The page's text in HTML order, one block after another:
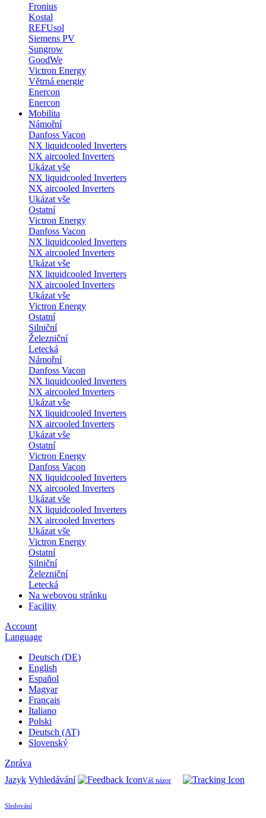
Fronius
Kostal
REFUsol
Siemens PV
Sungrow
GoodWe
Victron Energy
Větrná energie
Enercon
Enercon
Mobilita
Námořní
Danfoss Vacon
NX liquidcooled Inverters
NX aircooled Inverters
Ukázat vše
NX liquidcooled Inverters
NX aircooled Inverters
Ukázat vše
Ostatní
Victron Energy
Danfoss Vacon
NX liquidcooled Inverters
NX aircooled Inverters
Ukázat vše
NX liquidcooled Inverters
NX aircooled Inverters
Ukázat vše
Victron Energy
Ostatní
Silniční
Železniční
Letecká
Námořní
Danfoss Vacon
NX liquidcooled Inverters
NX aircooled Inverters
Ukázat vše
NX liquidcooled Inverters
NX aircooled Inverters
Ukázat vše
Ostatní
Victron Energy
Danfoss Vacon
NX liquidcooled Inverters
NX aircooled Inverters
Ukázat vše
NX liquidcooled Inverters
NX aircooled Inverters
Ukázat vše
Victron Energy
Ostatní
Silniční
Železniční
Letecká
Na webovou stránku
Facility
Account
Language
Deutsch (DE)
English
Español
Magyar
Français
Italiano
Polski
Deutsch (AT)
Slovenský
Zpráva
Jazyk Vyhledávání Váš názor
Sledování